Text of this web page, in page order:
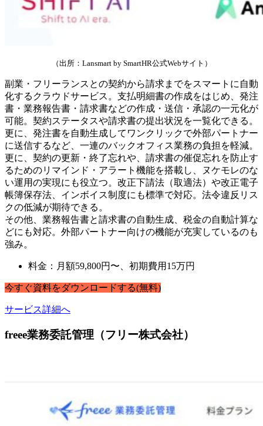
（出所：Lansmart by SmartHR公式Webサイト）
副業・フリーランスとの契約から請求までをスマートに自動
化するクラウドサービス。支払明細書の作成をはじめ、発注
書・業務報告書・請求書などの作成・送信・承認の一元化が
可能。契約ステータスや請求書の提出状況を一覧化できる。
更に、発注書を自動生成してワンクリックで外部パートナー
に送信するなど、一連のバックオフィス業務の負担を軽減。
更に、契約の更新・終了忘れや、請求書の催促忘れを防止す
るためのリマインド・アラート機能を搭載し、ヌケモレのな
い運用の実現にも役立つ。改正下請法（取適法）や改正電子
帳簿保存法、インボイス制度にも標準で対応。法令違反リス
クの低減が期待できる。
その他、業務報告書と請求書の自動生成、税金の自動計算な
どにも対応。外部パートナー向けの機能が充実しているのも
強み。
料金：月額59,800円〜、初期費用15万円
今すぐ資料をダウンロードする(無料)
サービス詳細へ
freee業務委託管理（フリー株式会社）